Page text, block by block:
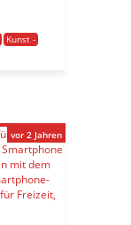
Kunst -
vor 2 Jahren